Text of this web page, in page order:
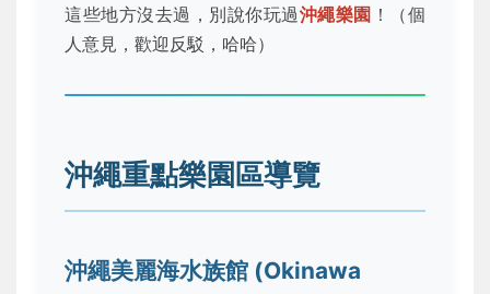
這些地方沒去過，別說你玩過沖繩樂園 ！（個
人意見，歡迎反駁，哈哈）
沖繩重點樂園區導覽
沖繩美麗海水族館 (Okinawa